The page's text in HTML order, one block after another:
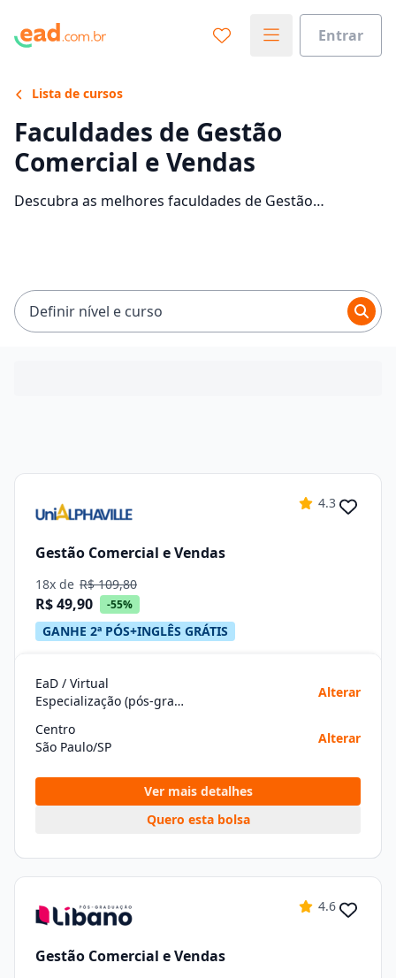
Entrar
Lista de cursos
Faculdades de Gestão
Comercial e Vendas
Descubra as melhores faculdades de Gestão
Definir nível e curso
4.3
Gestão Comercial e Vendas
18x de R$ 109,80
R$ 49,90 -55%
GANHE 2ª PÓS+INGLÊS GRÁTIS
EaD / Virtual
Especialização (pós-graduação)
Alterar
Centro
São Paulo/SP
Alterar
Ver mais detalhes
Quero esta bolsa
4.6
Gestão Comercial e Vendas